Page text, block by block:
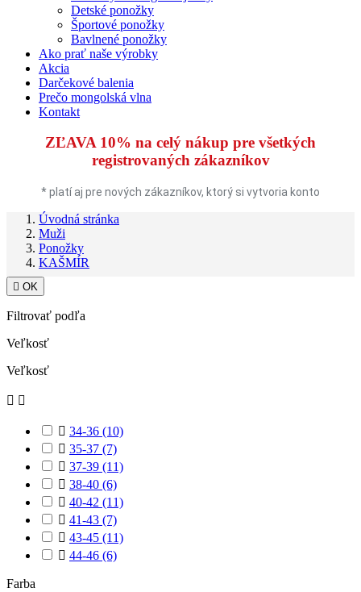
Detské ponožky
Športové ponožky
Bavlnené ponožky
Ako prať naše výrobky
Akcia
Darčekové balenia
Prečo mongolská vlna
Kontakt
ZĽAVA 10% na celý nákup pre všetkých
registrovaných zákazníkov
* platí aj pre nových zákazníkov, ktorý si vytvoria konto
Úvodná stránka
Muži
Ponožky
KAŠMÍR
 OK
Filtrovať podľa
Veľkosť
Veľkosť
 
 34-36 (10)
 35-37 (7)
 37-39 (11)
 38-40 (6)
 40-42 (11)
 41-43 (7)
 43-45 (11)
 44-46 (6)
Farba